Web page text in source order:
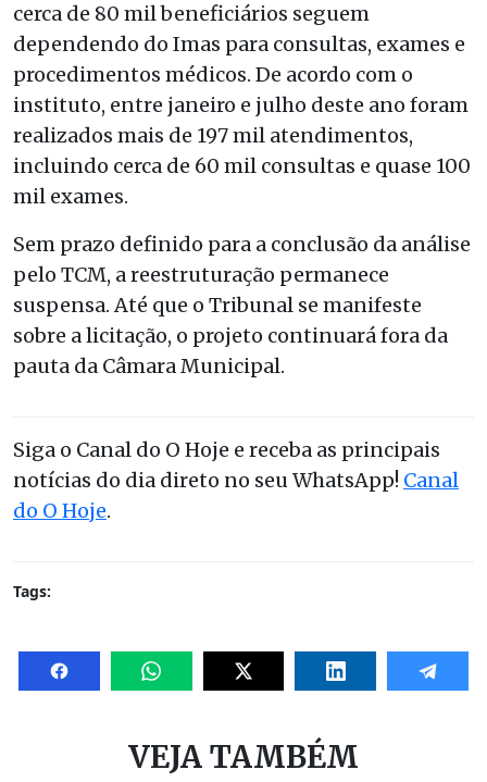
cerca de 80 mil beneficiários seguem
dependendo do Imas para consultas, exames e
procedimentos médicos. De acordo com o
instituto, entre janeiro e julho deste ano foram
realizados mais de 197 mil atendimentos,
incluindo cerca de 60 mil consultas e quase 100
mil exames.
Sem prazo definido para a conclusão da análise
pelo TCM, a reestruturação permanece
suspensa. Até que o Tribunal se manifeste
sobre a licitação, o projeto continuará fora da
pauta da Câmara Municipal.
Siga o Canal do O Hoje e receba as principais
notícias do dia direto no seu WhatsApp! Canal
do O Hoje.
Tags:
VEJA TAMBÉM